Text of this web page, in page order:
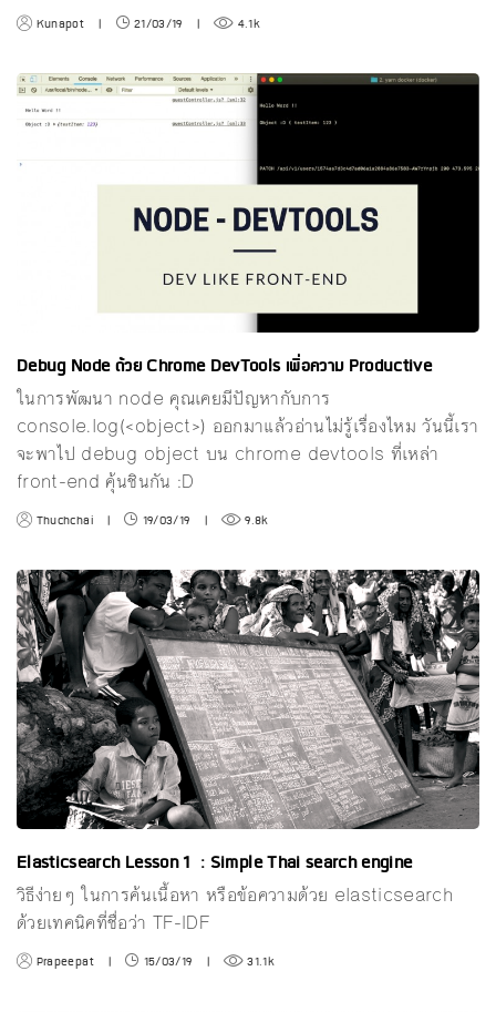
Kunapot | 21/03/19 | 4.1k
Debug Node ด้วย Chrome DevTools เพื่อความ Productive
ในการพัฒนา node คุณเคยมีปัญหากับการ
console.log(<object>) ออกมาแล้วอ่านไม่รู้เรื่องไหม วันนี้เรา
จะพาไป debug object บน chrome devtools ที่เหล่า
front-end คุ้นชินกัน :D
Thuchchai | 19/03/19 | 9.8k
Elasticsearch Lesson 1 : Simple Thai search engine
วิธีง่ายๆ ในการค้นเนื้อหา หรือข้อความด้วย elasticsearch
ด้วยเทคนิคที่ชื่อว่า TF-IDF
Prapeepat | 15/03/19 | 31.1k